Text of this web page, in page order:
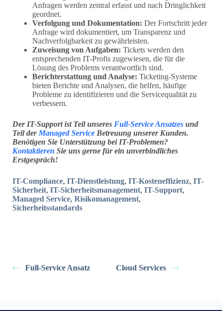
Anfragen werden zentral erfasst und nach Dringlichkeit
geordnet.
Verfolgung und Dokumentation: Der Fortschritt jeder
Anfrage wird dokumentiert, um Transparenz und
Nachverfolgbarkeit zu gewährleisten.
Zuweisung von Aufgaben: Tickets werden den
entsprechenden IT-Profis zugewiesen, die für die
Lösung des Problems verantwortlich sind.
Berichterstattung und Analyse: Ticketing-Systeme
bieten Berichte und Analysen, die helfen, häufige
Probleme zu identifizieren und die Servicequalität zu
verbessern.
Der IT-Support ist Teil unseres Full-Service Ansatzes und
Teil der Managed Service Betreuung unserer Kunden.
Benötigen Sie Unterstützung bei IT-Problemen?
Kontaktieren Sie uns gerne für ein unverbindliches
Erstgespräch!
IT-Compliance, IT-Dienstleistung, IT-Kosteneffizienz, IT-
Sicherheit, IT-Sicherheitsmanagement, IT-Support,
Managed Service, Risikomanagement,
Sicherheitsstandards
Full-Service Ansatz Cloud Services